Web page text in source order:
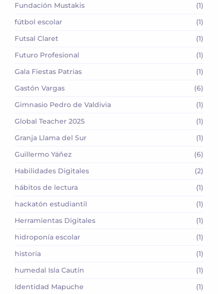
Fundación Mustakis
(1)
fútbol escolar
(1)
Futsal Claret
(1)
Futuro Profesional
(1)
Gala Fiestas Patrias
(1)
Gastón Vargas
(6)
Gimnasio Pedro de Valdivia
(1)
Global Teacher 2025
(1)
Granja Llama del Sur
(1)
Guillermo Yáñez
(6)
Habilidades Digitales
(2)
hábitos de lectura
(1)
hackatón estudiantil
(1)
Herramientas Digitales
(1)
hidroponía escolar
(1)
historia
(1)
humedal Isla Cautín
(1)
Identidad Mapuche
(1)